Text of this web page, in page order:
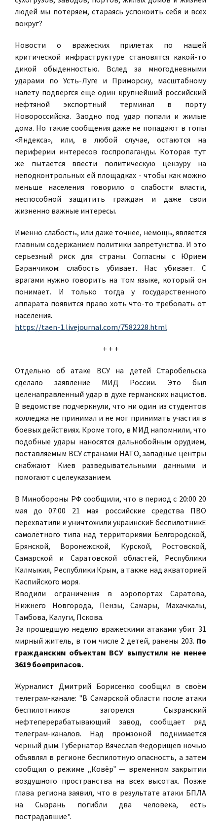
людей мы потеряем, стараясь успокоить себя и всех
вокруг?
Новости о вражеских прилетах по нашей
критической инфраструктуре становятся какой-то
дикой обыденностью. Вслед за многодневными
ударами по Усть-Луге и Приморску, масштабному
налету подвергся еще один крупнейший российский
нефтяной экспортный терминал в порту
Новороссийска. Заодно под удар попали и жилые
дома. Но такие сообщения даже не попадают в топы
«Яндекса», или, в любой случае, остаются на
периферии интересов госпропаганды. Которая тут
же пытается ввести политическую цензуру на
неподконтрольных ей площадках - чтобы как можно
меньше населения говорило о слабости власти,
неспособной защитить граждан и даже свои
жизненно важные интересы.
Именно слабость, или даже точнее, немощь, является
главным содержанием политики запретунства. И это
серьезный риск для страны. Согласны с Юрием
Баранчиком: слабость убивает. Нас убивает. С
врагами нужно говорить на том языке, который он
понимает. И только тогда у государственного
аппарата появится право хоть что-то требовать от
населения.
https://taen-1.livejournal.com/7582228.html
+ + +
Отдельно об атаке ВСУ на детей Старобельска
сделало заявление МИД России. Это был
целенаправленный удар в духе германских нацистов.
В ведомстве подчеркнули, что ни один из студентов
колледжа не принимал и не мог принимать участия в
боевых действиях. Кроме того, в МИД напомнили, что
подобные удары наносятся дальнобойным орудием,
поставляемым ВСУ странами НАТО, западные центры
снабжают Киев разведывательными данными и
помогают с целеуказанием.
В Минобороны РФ сообщили, что в период с 20:00 20
мая до 07:00 21 мая российские средства ПВО
перехватили и уничтожили украинскиЕ беспилотникЕ
самолётного типа над территориями Белгородской,
Брянской, Воронежской, Курской, Ростовской,
Самарской и Саратовской областей, Республики
Калмыкия, Республики Крым, а также над акваторией
Каспийского моря.
Вводили ограничения в аэропортах Саратова,
Нижнего Новгорода, Пензы, Самары, Махачкалы,
Тамбова, Калуги, Пскова.
За прошедшую неделю вражескими атаками убит 31
мирный житель, в том числе 2 детей, ранены 203. По
гражданским объектам ВСУ выпустили не менее
3619 боеприпасов.
Журналист Дмитрий Борисенко сообщил в своём
телеграм-канале: "В Самарской области после атаки
беспилотников загорелся Сызранский
нефтеперерабатывающий завод, сообщает ряд
телеграм-каналов. Над промзоной поднимается
чёрный дым. Губернатор Вячеслав Федорищев ночью
объявлял в регионе беспилотную опасность, а затем
сообщил о режиме „Ковёр‟ — временном закрытии
воздушного пространства на всех высотах. Позже
глава региона заявил, что в результате атаки БПЛА
на Сызрань погибли два человека, есть
пострадавшие".